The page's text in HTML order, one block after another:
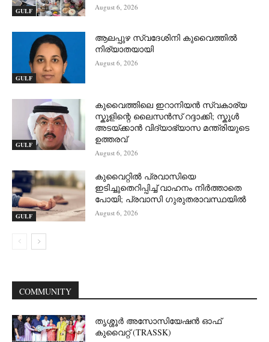
GULF August 6, 2026
GULF
ആലപ്പുഴ സ്വദേശിനി കുവൈത്തിൽ
നിര്യാതയായി
August 6, 2026
GULF
കുവൈത്തിലെ ഇറാനിയൻ സ്വകാര്യ
സ്കൂളിന്റെ ലൈസൻസ് റദ്ദാക്കി; സ്കൂൾ
അടയ്ക്കാൻ വിദ്യാഭ്യാസ മന്ത്രിയുടെ
ഉത്തരവ്
August 6, 2026
GULF
കുവൈറ്റിൽ പ്രവാസിയെ
ഇടിച്ചുതെറിപ്പിച്ച് വാഹനം നിർത്താതെ
പോയി; പ്രവാസി ഗുരുതരാവസ്ഥയിൽ
August 6, 2026
COMMUNITY
തൃശ്ശൂർ അസോസിയേഷൻ ഓഫ്
കുവൈറ്റ്‌ (TRASSK)